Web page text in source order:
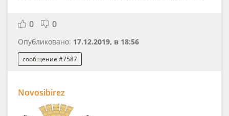
0 0
Опубликовано: 17.12.2019, в 18:56
сообщение #7587
Novosibirez